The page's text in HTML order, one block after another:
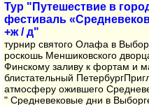
Тур "Путешествие в
фестиваль
+ж / д"
турнир святого Олафа в
роскошь Меншиковского
Финскому заливу к фортам и
блистательный
атмосферу ожившего
" Средневековые дни в